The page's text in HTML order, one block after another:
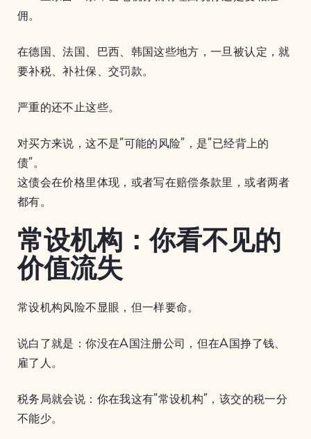
佣。
在德国、法国、巴西、韩国这些地方，一旦被认定，就
要补税、补社保、交罚款。
严重的还不止这些。
对买方来说，这不是“可能的风险”，是“已经背上的
债”。
这债会在价格里体现，或者写在赔偿条款里，或者两者
都有。
常设机构：你看不见的
价值流失
常设机构风险不显眼，但一样要命。
说白了就是：你没在A国注册公司，但在A国挣了钱、
雇了人。
税务局就会说：你在我这有“常设机构”，该交的税一分
不能少。